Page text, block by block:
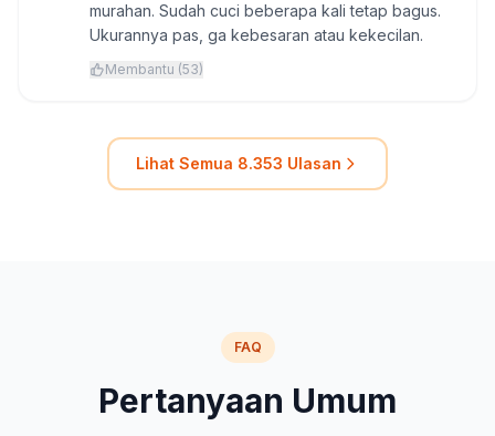
murahan. Sudah cuci beberapa kali tetap bagus.
Ukurannya pas, ga kebesaran atau kekecilan.
Membantu (53)
Lihat Semua 8.353 Ulasan
FAQ
Pertanyaan Umum